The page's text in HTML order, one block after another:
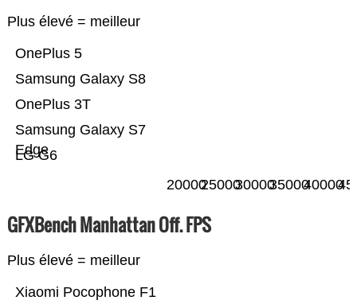
Plus élevé = meilleur
LG G6
Samsung Galaxy S7
Edge
OnePlus 3T
Samsung Galaxy S8
OnePlus 5
2000025000300003500040000
GFXBench Manhattan Off. FPS
Plus élevé = meilleur
Xiaomi Pocophone F1